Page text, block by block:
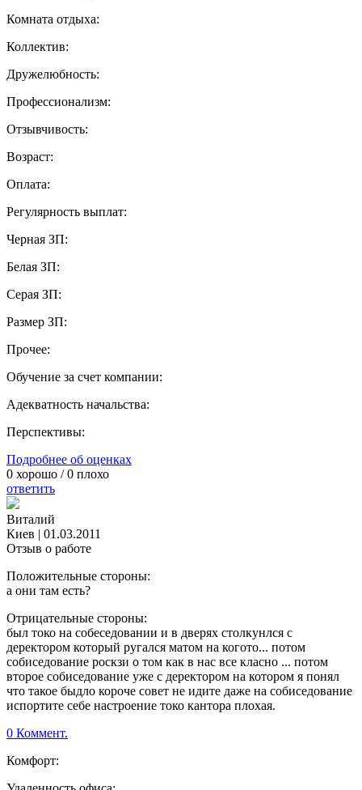
Комната отдыха:
Коллектив:
Дружелюбность:
Профессионализм:
Отзывчивость:
Возраст:
Оплата:
Регулярность выплат:
Черная ЗП:
Белая ЗП:
Серая ЗП:
Размер ЗП:
Прочее:
Обучение за счет компании:
Адекватность начальства:
Перспективы:
Подробнее об оценках
0 хорошо /0 плохо
ответить
Виталий
Киев | 01.03.2011
Отзыв о работе
Положительные стороны:
а они там есть?
Отрицательные стороны:
был токо на собеседовании и в дверях столкунлся с
деректором который ругался матом на когото... потом
собиседование роскзи о том как в нас все класно ... потом
второе собиседование уже с деректором на котором я понял
что такое быдло короче совет не идите даже на собиседование
испортите себе настроение токо кантора плохая.
0 Коммент.
Комфорт: